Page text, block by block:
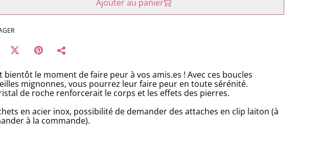
Ajouter au panier
bientôt le moment de faire peur à vos amis.es ! Avec ces boucles
mignonnes, vous pourrez leur faire peur en toute sérénité.
de roche renforcerait le corps et les effets des pierres.
en acier inox, possibilité de demander des attaches en clip laiton (à
à la commande).